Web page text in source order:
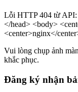
Lỗi HTTP 404 từ
</head> <body>
<center>nginx</
Vui lòng chụp ảnh
khắc phục.
Đăng ký nhận